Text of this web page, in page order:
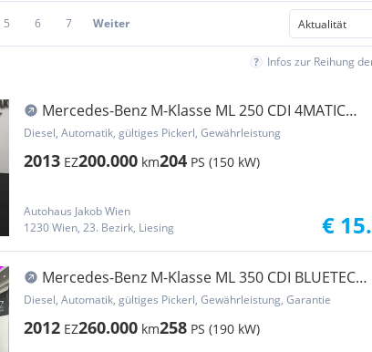
5 6 7 Weiter
Infos zur Reihung
Mercedes-Benz M-Klasse ML 250 CDI 4MATIC
***AUTOMATIK-TEMPOMAT-SITZHEI...
Diesel, Automatik, gültiges Pickerl, Gewährleistung
2013 EZ200.000 km204 PS (150 kW)
Autohaus Jakob Wien
1230 Wien, 23. Bezirk, Liesing
€
Mercedes-Benz M-Klasse ML 350 CDI BLUETEC
4MATIC *AMG-LINE*ACC*AHK*
Diesel, Automatik, gültiges Pickerl, Gewährleistung, Garantie
2012 EZ260.000 km258 PS (190 kW)